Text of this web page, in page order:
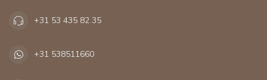
+31 53 435 82 35
+31 538511660